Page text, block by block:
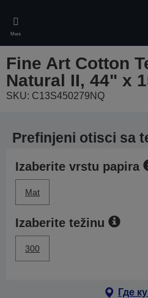
main
content
Meni
Fine Art Cotton
Natural II, 44" x
SKU: C13S450279NQ
Prefinjeni otisci sa
Izaberite vrstu papira
Mat
Izaberite težinu
300
Где